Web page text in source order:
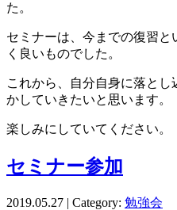
た。
セミナーは、今までの復習
く良いものでした。
これから、自分自身に落と
かしていきたいと思います。
楽しみにしていてください。
セミナー参加
2019.05.27 | Category: 勉強会